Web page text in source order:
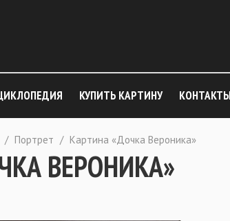
КУПИТЬ КАРТИНУ КОНТАКТЫ
/ Портрет / Картина «Дочка Вероника»
ВЕРОНИКА»